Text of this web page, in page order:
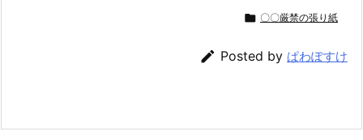
 〇〇厳禁の張り紙
 Posted by ぱわぽすけ